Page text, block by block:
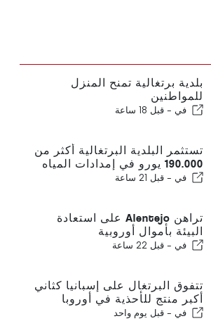
بلدية برتغالية تمنح المنزل
للمواطنين
في - قبل 18 ساعة
تستثمر البلدية البرتغالية أكثر من
190.000 يورو في إمدادات المياه
في - قبل 21 ساعة
تراهن Alentejo على استعادة
البيئة بأموال أوروبية
في - قبل 22 ساعة
تتفوق البرتغال على إسبانيا كثاني
أكبر منتج للأحذية في أوروبا
في - قبل يوم واحد